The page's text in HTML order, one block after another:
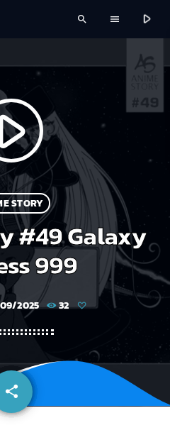
search menu play_arrow
STORY
#49 Galaxy
999
2025 32
share
email